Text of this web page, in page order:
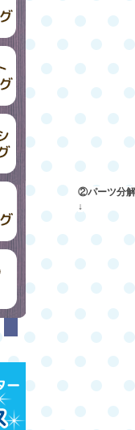
②パーツ分解
↓